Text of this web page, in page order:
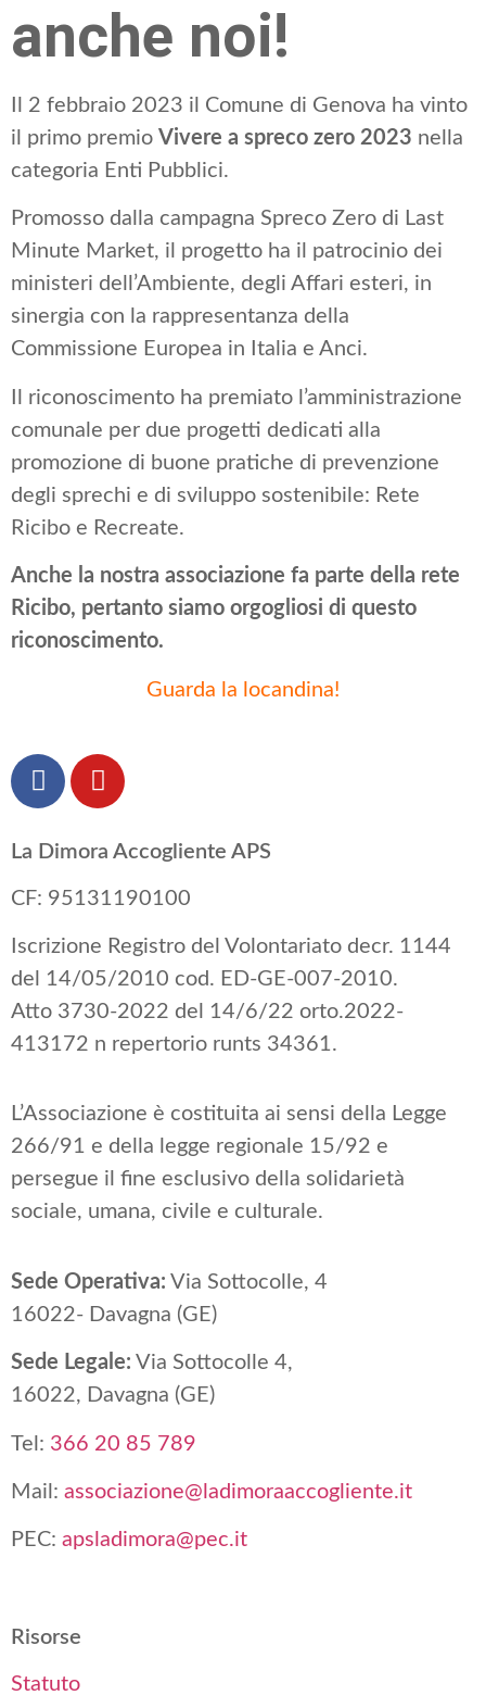
anche noi!
Il 2 febbraio 2023 il Comune di Genova ha vinto
il primo premio Vivere a spreco zero 2023 nella
categoria Enti Pubblici.
Promosso dalla campagna Spreco Zero di Last
Minute Market, il progetto ha il patrocinio dei
ministeri dell’Ambiente, degli Affari esteri, in
sinergia con la rappresentanza della
Commissione Europea in Italia e Anci.
Il riconoscimento ha premiato l’amministrazione
comunale per due progetti dedicati alla
promozione di buone pratiche di prevenzione
degli sprechi e di sviluppo sostenibile: Rete
Ricibo e Recreate.
Anche la nostra associazione fa parte della rete
Ricibo, pertanto siamo orgogliosi di questo
riconoscimento.
Guarda la locandina!
La Dimora Accogliente APS
CF: 95131190100
Iscrizione Registro del Volontariato decr. 1144
del 14/05/2010 cod. ED-GE-007-2010.
Atto 3730-2022 del 14/6/22 orto.2022-
413172 n repertorio runts 34361.
L’Associazione è costituita ai sensi della Legge
266/91 e della legge regionale 15/92 e
persegue il fine esclusivo della solidarietà
sociale, umana, civile e culturale.
Sede Operativa: Via Sottocolle, 4
16022- Davagna (GE)
Sede Legale: Via Sottocolle 4,
16022, Davagna (GE)
Tel: 366 20 85 789
Mail: associazione@ladimoraaccogliente.it
PEC: apsladimora@pec.it
Risorse
Statuto